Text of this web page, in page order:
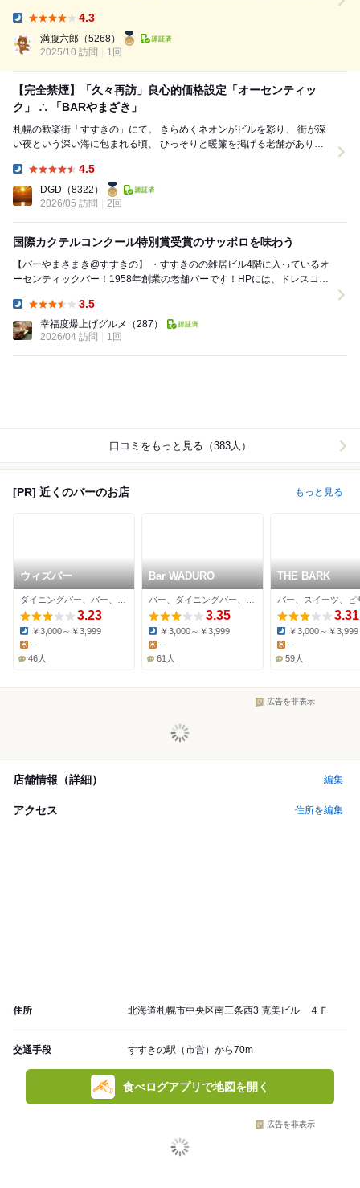
4.3
満腹六郎 （5268）
2025/10 訪問
1回
【完全禁煙】「久々再訪」良心的価格設定「オーセンティッ
ク」 ∴ 「BARやまざき」
札幌の歓楽街「すすきの」にて。 きらめくネオンがビルを彩り、 街が深
い夜という深い海に包まれる頃、 ひっそりと暖簾を掲げる老舗がありま
4.5
DGD （8322）
2026/05 訪問
2回
国際カクテルコンクール特別賞受賞のサッポロを味わう
【バーやまさまき@すすきの】 ・すすきのの雑居ビル4階に入っているオ
ーセンティックバー！1958年創業の老舗バーです！HPには、ドレスコー
3.5
幸福度爆上げグルメ
（287）
2026/04 訪問
1回
口コミをもっと見る（383人）
[PR] 近くのバーのお店 もっと見る
ウィズバー
3.23
Dinner:
￥3,000～￥3,999
Lunch:
-
46人
Bar WADURO
3.35
Dinner:
￥3,000～￥3,999
Lunch:
-
61人
THE BARK
バー、スイーツ、ピ
3.31
Dinner:
￥3,000～￥3,999
Lunch:
-
59人
広告を非表示
店舗情報（詳細） 編集
アクセス 住所を編集
住所 北海道札幌市中央区南三条西3 克美ビル ４Ｆ
交通手段 すすきの駅（市営）から70m
食べログアプリで地図を開く
広告を非表示